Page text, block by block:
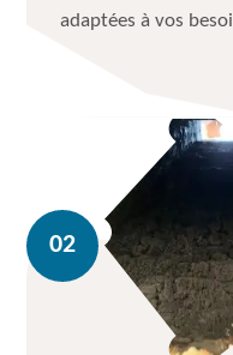
adaptées à vos